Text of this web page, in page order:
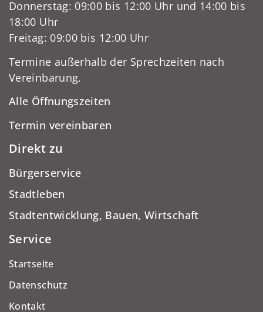
Donnerstag: 09:00 bis 12:00 Uhr und 14:00 bis
18:00 Uhr
Freitag: 09:00 bis 12:00 Uhr
Termine außerhalb der Sprechzeiten nach
Vereinbarung.
Alle Öffnungszeiten
Termin vereinbaren
Direkt zu
Bürgerservice
Stadtleben
Stadtentwicklung, Bauen, Wirtschaft
Service
Startseite
Datenschutz
Kontakt